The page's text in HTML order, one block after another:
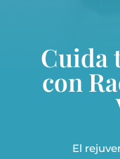
Cuida
con
El